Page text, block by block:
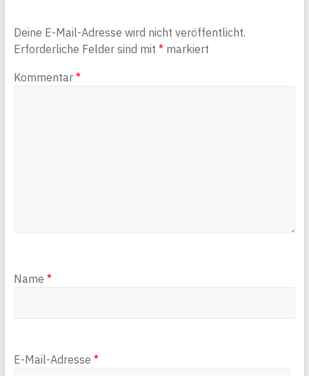
Deine E-Mail-Adresse wird nicht veröffentlicht.
Erforderliche Felder sind mit *markiert
Kommentar *
Name *
E-Mail-Adresse *